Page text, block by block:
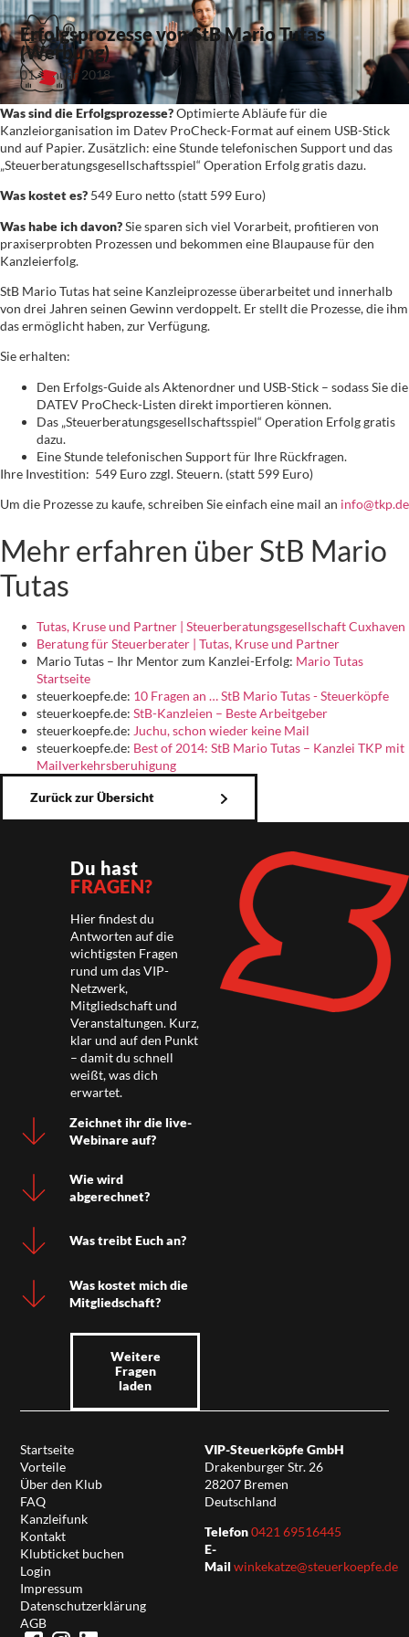
Erfolgsprozesse von StB Mario Tutas
(Werbung)
01. Januar 2018
Was sind die Erfolgsprozesse?Optimierte Abläufe für die
Kanzleiorganisation im Datev ProCheck-Format auf einem USB-Stick
und auf Papier. Zusätzlich: eine Stunde telefonischen Support und das
„Steuerberatungsgesellschaftsspiel“ Operation Erfolg gratis dazu.
Was kostet es? 549 Euro netto (statt 599 Euro)
Was habe ich davon?Sie sparen sich viel Vorarbeit, profitieren von
praxiserprobten Prozessen und bekommen eine Blaupause für den
Kanzleierfolg.
StB Mario Tutas hat seine Kanzleiprozesse überarbeitet und innerhalb
von drei Jahren seinen Gewinn verdoppelt. Er stellt die Prozesse, die ihm
das ermöglicht haben, zur Verfügung.
Sie erhalten:
Den Erfolgs-Guide als Aktenordner und USB-Stick – sodass Sie die
DATEV ProCheck-Listen direkt importieren können.
Das „Steuerberatungsgesellschaftsspiel“ Operation Erfolg gratis
dazu.
Eine Stunde telefonischen Support für Ihre Rückfragen.
Ihre Investition: 549 Euro zzgl. Steuern. (statt 599 Euro)
Um die Prozesse zu kaufe, schreiben Sie einfach eine mail an info@tkp.de
Mehr erfahren über StB Mario
Tutas
Tutas, Kruse und Partner | Steuerberatungsgesellschaft Cuxhaven
Beratung für Steuerberater | Tutas, Kruse und Partner
Mario Tutas – Ihr Mentor zum Kanzlei-Erfolg: Mario Tutas
Startseite
steuerkoepfe.de: 10 Fragen an … StB Mario Tutas - Steuerköpfe
steuerkoepfe.de: StB-Kanzleien – Beste Arbeitgeber
steuerkoepfe.de: Juchu, schon wieder keine Mail
steuerkoepfe.de: Best of 2014: StB Mario Tutas – Kanzlei TKP mit
Mailverkehrsberuhigung
Zurück zur Übersicht
Du hast
FRAGEN?
Hier findest du
Antworten auf die
wichtigsten Fragen
rund um das VIP-
Netzwerk,
Mitgliedschaft und
Veranstaltungen. Kurz,
klar und auf den Punkt
– damit du schnell
weißt, was dich
erwartet.
Zeichnet ihr die live-
Webinare auf?
Wie wird
abgerechnet?
Was treibt Euch an?
Was kostet mich die
Mitgliedschaft?
Weitere
Fragen
laden
Startseite
Vorteile
Über den Klub
FAQ
Kanzleifunk
Kontakt
Klubticket buchen
Login
Impressum
Datenschutzerklärung
AGB
VIP-Steuerköpfe GmbH
Drakenburger Str. 26
28207 Bremen
Deutschland
Telefon0421 69516445
E-
Mail winkekatze@steuerkoepfe.de